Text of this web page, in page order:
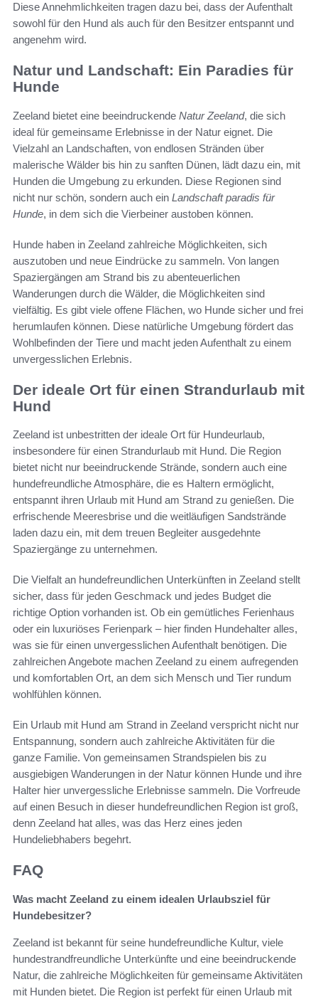
Diese Annehmlichkeiten tragen dazu bei, dass der Aufenthalt
sowohl für den Hund als auch für den Besitzer entspannt und
angenehm wird.
Natur und Landschaft: Ein Paradies für
Hunde
Zeeland bietet eine beeindruckende Natur Zeeland, die sich
ideal für gemeinsame Erlebnisse in der Natur eignet. Die
Vielzahl an Landschaften, von endlosen Stränden über
malerische Wälder bis hin zu sanften Dünen, lädt dazu ein, mit
Hunden die Umgebung zu erkunden. Diese Regionen sind
nicht nur schön, sondern auch ein Landschaft paradis für
Hunde, in dem sich die Vierbeiner austoben können.
Hunde haben in Zeeland zahlreiche Möglichkeiten, sich
auszutoben und neue Eindrücke zu sammeln. Von langen
Spaziergängen am Strand bis zu abenteuerlichen
Wanderungen durch die Wälder, die Möglichkeiten sind
vielfältig. Es gibt viele offene Flächen, wo Hunde sicher und frei
herumlaufen können. Diese natürliche Umgebung fördert das
Wohlbefinden der Tiere und macht jeden Aufenthalt zu einem
unvergesslichen Erlebnis.
Der ideale Ort für einen Strandurlaub mit
Hund
Zeeland ist unbestritten der ideale Ort für Hundeurlaub,
insbesondere für einen Strandurlaub mit Hund. Die Region
bietet nicht nur beeindruckende Strände, sondern auch eine
hundefreundliche Atmosphäre, die es Haltern ermöglicht,
entspannt ihren Urlaub mit Hund am Strand zu genießen. Die
erfrischende Meeresbrise und die weitläufigen Sandstrände
laden dazu ein, mit dem treuen Begleiter ausgedehnte
Spaziergänge zu unternehmen.
Die Vielfalt an hundefreundlichen Unterkünften in Zeeland stellt
sicher, dass für jeden Geschmack und jedes Budget die
richtige Option vorhanden ist. Ob ein gemütliches Ferienhaus
oder ein luxuriöses Ferienpark – hier finden Hundehalter alles,
was sie für einen unvergesslichen Aufenthalt benötigen. Die
zahlreichen Angebote machen Zeeland zu einem aufregenden
und komfortablen Ort, an dem sich Mensch und Tier rundum
wohlfühlen können.
Ein Urlaub mit Hund am Strand in Zeeland verspricht nicht nur
Entspannung, sondern auch zahlreiche Aktivitäten für die
ganze Familie. Von gemeinsamen Strandspielen bis zu
ausgiebigen Wanderungen in der Natur können Hunde und ihre
Halter hier unvergessliche Erlebnisse sammeln. Die Vorfreude
auf einen Besuch in dieser hundefreundlichen Region ist groß,
denn Zeeland hat alles, was das Herz eines jeden
Hundeliebhabers begehrt.
FAQ
Was macht Zeeland zu einem idealen Urlaubsziel für
Hundebesitzer?
Zeeland ist bekannt für seine hundefreundliche Kultur, viele
hundestrandfreundliche Unterkünfte und eine beeindruckende
Natur, die zahlreiche Möglichkeiten für gemeinsame Aktivitäten
mit Hunden bietet. Die Region ist perfekt für einen Urlaub mit